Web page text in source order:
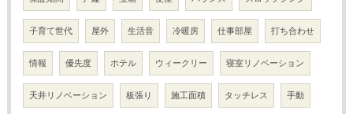
子育て世代 屋外 生活音 冷暖房 仕事部屋 打ち合わせ
情報 優先度 ホテル ウィークリー 寝室リノベーション
天井リノベーション 板張り 施工面積 タッチレス 手動